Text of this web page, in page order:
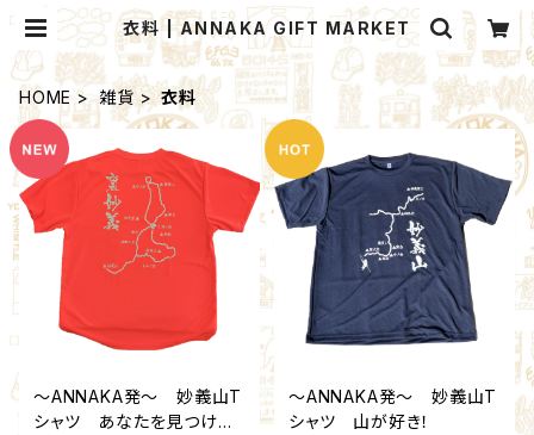
衣料 | ANNAKA GIFT MARKET
HOME 雑貨 衣料
～ANNAKA発～ 妙義山T
シャツ あなたを見つけた
～ANNAKA発～ 妙義山T
シャツ 山が好き！